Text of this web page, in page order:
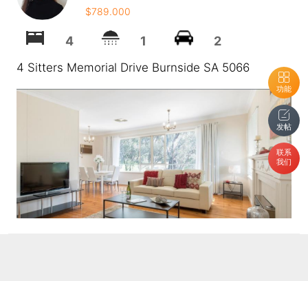
功能
发帖
联系
我们
$789.000
4 1 2
4 Sitters Memorial Drive Burnside SA 5066